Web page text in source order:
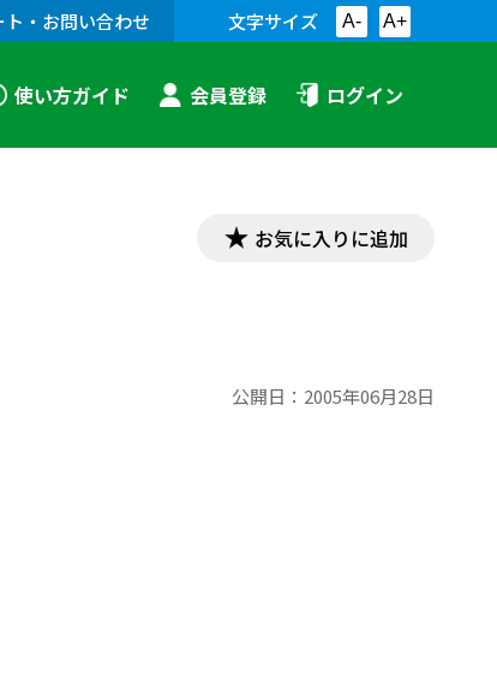
ト・お問い合わせ 文字サイズ A- A+
使い方ガイド 会員登録 ログイン
お気に入りに追加
公開日： 2005年06月28日